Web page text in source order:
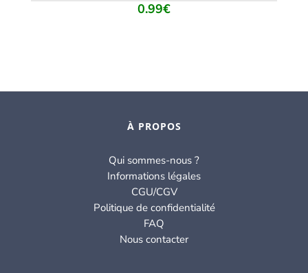
0.99€
À PROPOS
Qui sommes-nous ?
Informations légales
CGU/CGV
Politique de confidentialité
FAQ
Nous contacter